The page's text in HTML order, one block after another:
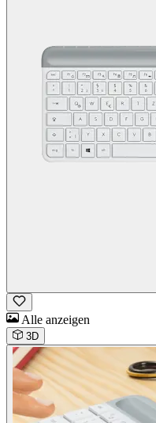
Alle anzeigen
3D